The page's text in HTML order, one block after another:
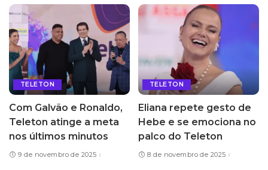
TELETON
Com Galvão e Ronaldo,
Teleton atinge a meta
nos últimos minutos
9 de novembro de 2025
TELETON
Eliana repete gesto de
Hebe e se emociona no
palco do Teleton
8 de novembro de 2025